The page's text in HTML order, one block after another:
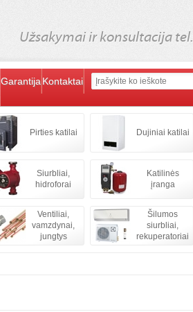
Užsakymai ir konsultacija tel.
GarantijaKontaktai
Pirties katilai Dujiniai katilai
Siurbliai,
hidroforai
Katilinės
įranga
Ventiliai,
vamzdynai,
jungtys
Šilumos
siurbliai,
rekuperatoriai